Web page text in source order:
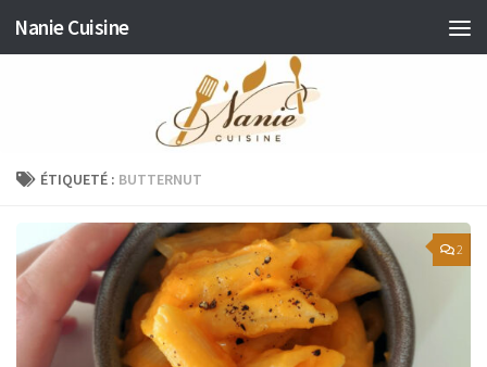
Skip to content
Nanie Cuisine
ÉTIQUETÉ : BUTTERNUT
2